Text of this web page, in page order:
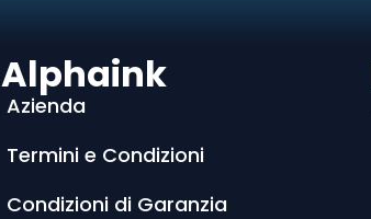
Alphaink
Azienda
Termini e Condizioni
Condizioni di Garanzia